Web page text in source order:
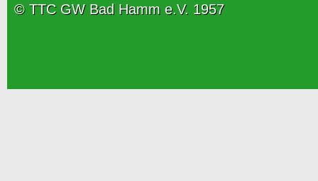
© TTC GW Bad Hamm e.V. 1957